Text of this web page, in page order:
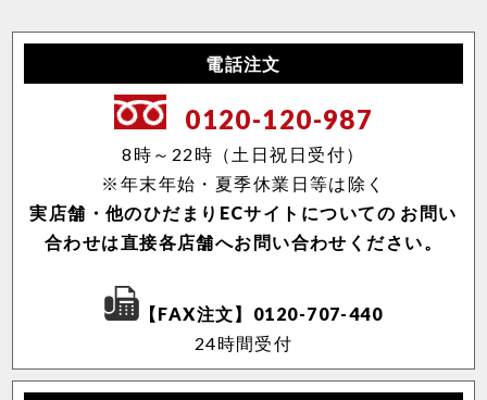
電話注文
0120-120-987
8時～22時（土日祝日受付）
※年末年始・夏季休業日等は除く
実店舗・他のひだまりECサイトについての お問い
合わせは直接各店舗へお問い合わせください。
【FAX注文】0120-707-440
24時間受付